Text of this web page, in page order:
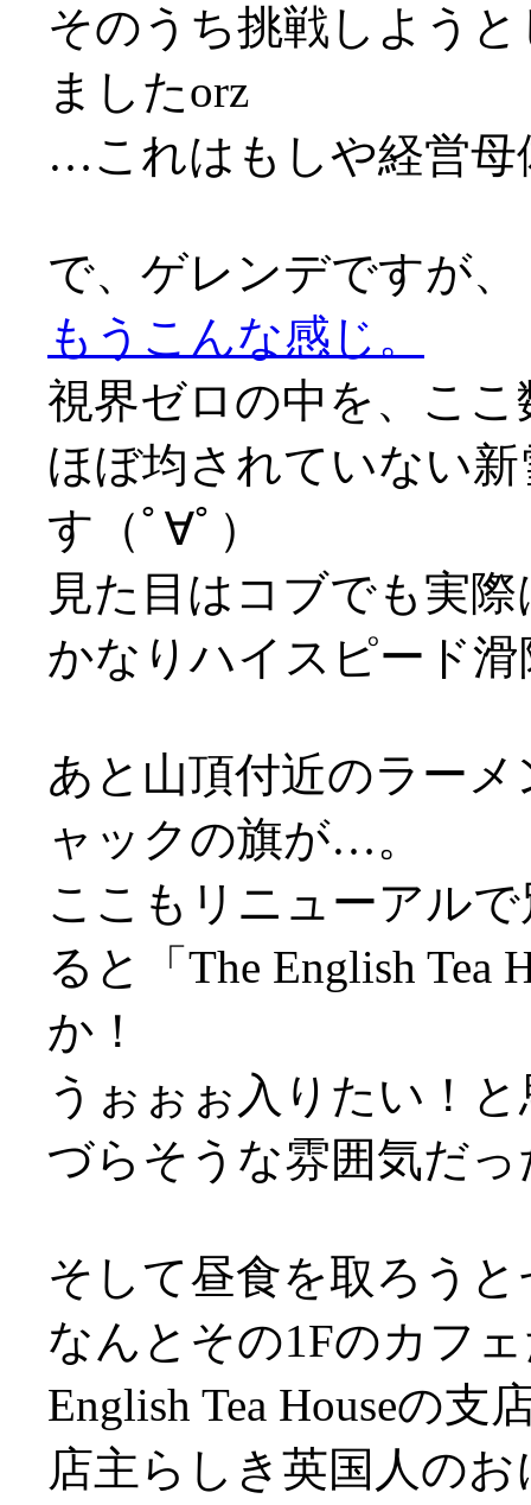
そのうち挑戦しよう
ましたorz
…これはもしや経営母
で、ゲレンデですが、
もうこんな感じ。
視界ゼロの中を、こ
ほぼ均されていない
す（ﾟ∀ﾟ）
見た目はコブでも実
かなりハイスピード
あと山頂付近のラー
ャックの旗が…。
ここもリニューアル
ると「The English Tea
か！
うぉぉぉ入りたい！
づらそうな雰囲気だ
そして昼食を取ろう
なんとその1Fのカフ
English Tea Houseの支
店主らしき英国人の